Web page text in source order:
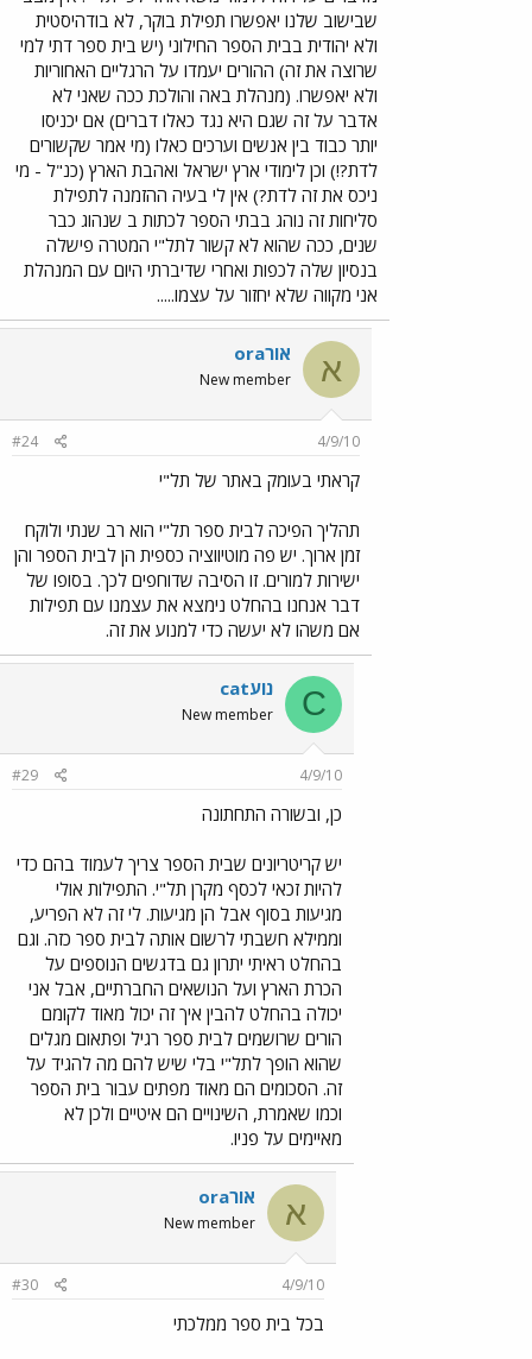
שבישוב שלנו יאפשרו תפילת בוקר, לא בודהיסטית
ולא יהודית בבית הספר החילוני (יש בית ספר דתי למי
שרוצה את זה) ההורים יעמדו על הרגליים האחוריות
ולא יאפשרו. (מנהלת באה והולכת ככה שאני לא
אדבר על זה שגם היא נגד כאלו דברים) אם יכניסו
יותר כבוד בין אנשים וערכים כאלו (מי אמר שקשורים
לדת?!) וכן לימודי ארץ ישראל ואהבת הארץ (כנ"ל - מי
ניכס את זה לדת?) אין לי בעיה ההזמנה לתפילת
סליחות זה נוהג בבתי הספר לכתות ב שנהוג כבר
שנים, ככה שהוא לא קשור לתל"י המטרה פישלה
בנסיון שלה לכפות ואחרי שדיברתי היום עם המנהלת
אני מקווה שלא יחזור על עצמו.....
א אורora
New member
4/9/10
#24
קראתי בעומק באתר של תל"י
תהליך הפיכה לבית ספר תל"י הוא רב שנתי ולוקח
זמן ארוך. יש פה מוטיווציה כספית הן לבית הספר והן
ישירות למורים. זו הסיבה שדוחפים לכך. בסופו של
דבר אנחנו בהחלט נימצא את עצמנו עם תפילות
אם משהו לא יעשה כדי למנוע את זה.
C catנוע
New member
4/9/10
#29
כן, ובשורה התחתונה
יש קריטריונים שבית הספר צריך לעמוד בהם כדי
להיות זכאי לכסף מקרן תל"י. התפילות אולי
מגיעות בסוף אבל הן מגיעות. לי זה לא הפריע,
וממילא חשבתי לרשום אותה לבית ספר כזה. וגם
בהחלט ראיתי יתרון גם בדגשים הנוספים על
הכרת הארץ ועל הנושאים החברתיים, אבל אני
יכולה בהחלט להבין איך זה יכול מאוד לקומם
הורים שרושמים לבית ספר רגיל ופתאום מגלים
שהוא הופך לתל"י בלי שיש להם מה להגיד על
זה. הסכומים הם מאוד מפתים עבור בית הספר
וכמו שאמרת, השינויים הם איטיים ולכן לא
מאיימים על פניו.
א אורora
New member
4/9/10
#30
בכל בית ספר ממלכתי